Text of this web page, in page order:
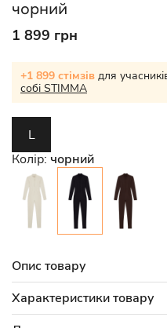
чорний
1 899 грн
+1 899 стімзів для
собі STIMMA
L
Колір: чорний
Опис товару
Характеристики товару